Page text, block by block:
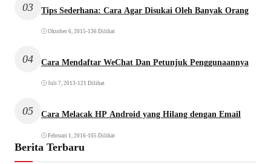
03 Tips Sederhana: Cara Agar Disukai Oleh Banyak Orang
Oktober 6, 2015 •136 Dilihat
04 Cara Mendaftar WeChat Dan Petunjuk Penggunaannya
Juli 7, 2013 •121 Dilihat
05 Cara Melacak HP Android yang Hilang dengan Email
Februari 1, 2016•105 Dilihat
Berita Terbaru